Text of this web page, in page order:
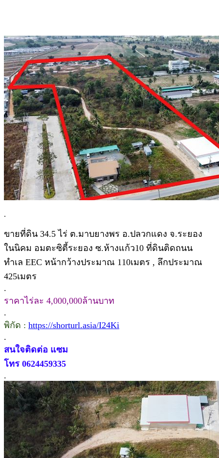
.
ขายที่ดิน 34.5 ไร่ ต.มาบยางพร อ.ปลวกแดง จ.ระยอง
ในนิคม อมตะซิตี้ระยอง ซ.ห้างแก้ว10 ที่ดินติดถนน
ทำเล EEC หน้ากว้างประมาณ 110เมตร , ลึกประมาณ
425เมตร
.
ราคาไร่ละ 4,000,000ล้านบาท
.
พิกัด : https://shorturl.asia/I24Ki
.
สนใจติดต่อ แซม
โทร 0624459335
.